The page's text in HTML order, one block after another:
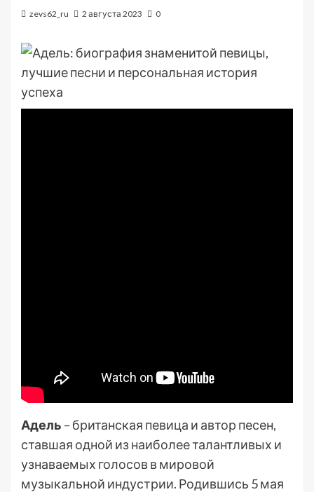
zevs62_ru 2 августа 2023 0
Адель – британская певица и автор песен,
ставшая одной из наиболее талантливых и
узнаваемых голосов в мировой
музыкальной индустрии. Родившись 5 мая